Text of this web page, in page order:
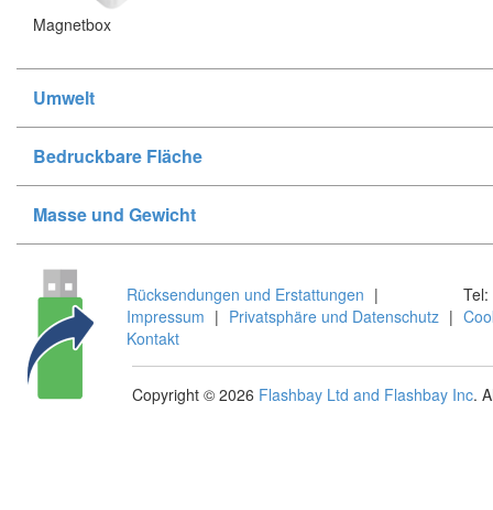
Magnetbox
Umwelt
Bedruckbare Fläche
Masse und Gewicht
Tel:
Rücksendungen und Erstattungen |
Impressum | Privatsphäre und Datenschutz |
Kontakt
Copyright © 2026 Flashbay Ltd and Flashbay Inc.